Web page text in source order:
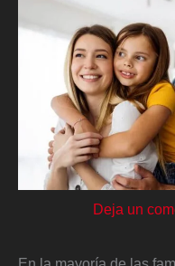
Deja un